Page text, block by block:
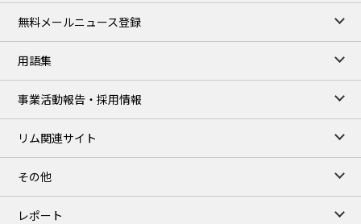
無料メールニュース登録
用語集
事業活動報告・採用情報
リム関連サイト
その他
レポート